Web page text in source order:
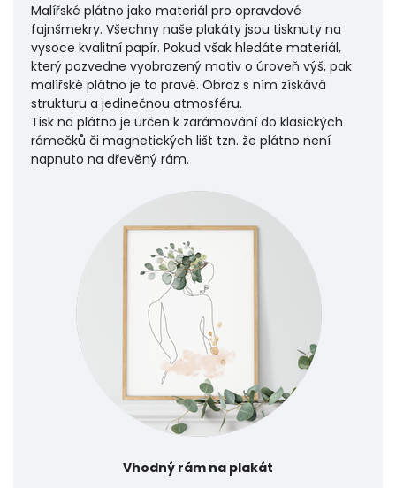
Malířské plátno jako materiál pro opravdové
fajnšmekry. Všechny naše plakáty jsou tisknuty na
vysoce kvalitní papír. Pokud však hledáte materiál,
který pozvedne vyobrazený motiv o úroveň výš, pak
malířské plátno je to pravé. Obraz s ním získává
strukturu a jedinečnou atmosféru.
Tisk na plátno je určen k zarámování do klasických
rámečků či magnetických lišt tzn. že plátno není
napnuto na dřevěný rám.
Vhodný rám na plakát